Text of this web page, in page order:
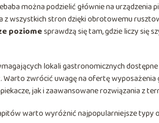
można podzielić głównie na urządzenia
z wszystkich stron dzięki obrotowemu
poziomesprawdzą się tam, gdzie liczy się
lokali gastronomicznych
. Warto zwrócić uwagę na ofertę
jak i zaawansowane rozwiązania z
warto wyróżnić najpopularniejsze typy